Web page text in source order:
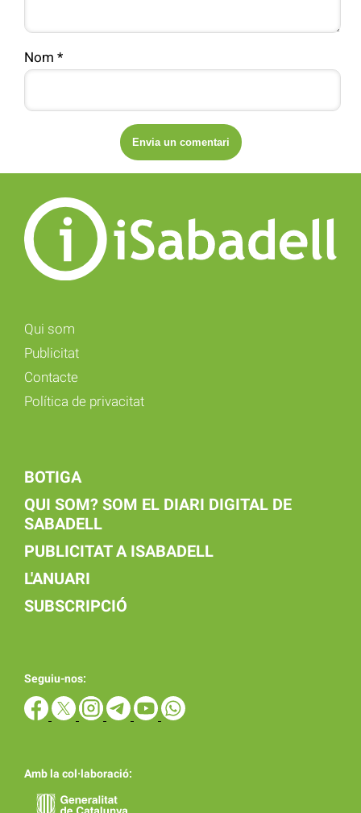
Nom *
Qui som
Publicitat
Contacte
Política de privacitat
BOTIGA
QUI SOM? SOM EL DIARI DIGITAL DE
SABADELL
PUBLICITAT A ISABADELL
L'ANUARI
SUBSCRIPCIÓ
Seguiu-nos:
Amb la col·laboració: